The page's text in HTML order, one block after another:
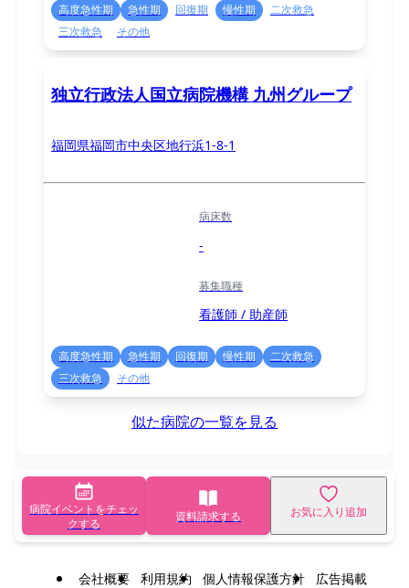
高度急性期 急性期 回復期 慢性期
二次救急
三次救急
その他
独立行政法人国立病院機構 九州グループ
福岡県福岡市中央区地行浜1-8-1
病床数
-
募集職種
看護師 / 助産師
高度急性期 急性期 回復期 慢性期
二次救急
三次救急
その他
似た病院の一覧を見る
病院イベントをチェッ
クする
資料請求する お気に入り追加
会社概要 利用規約 個人情報保護方針
広告掲載